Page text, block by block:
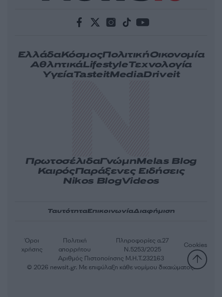
ΕλλάδαΚόσμοςΠολιτικήΟικονομία
ΑθλητικάLifestyleΤεχνολογία
ΥγείαTasteitMediaDriveit
ΠρωτοσέλιδαΓνώμηMelas Blog
ΚαιρόςΠαράξενες Ειδήσεις
Nikos BlogVideos
ΤαυτότηταΕπικοινωνίαΔιαφήμιση
Αριθμός Πιστοποίησης Μ.Η.Τ.232163
Όροι
χρήσης
Πολιτική
απορρήτου
Πληροφορίες α.27
Ν.5253/2025
Cookies
© 2026 newsit.gr. Με επιφύλαξη κάθε νομίμου δικαιώματος.